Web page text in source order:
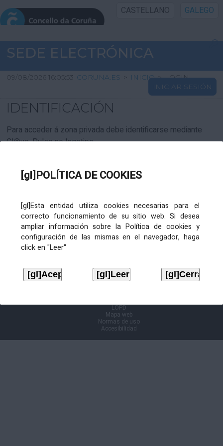
[gl]POLÍTICA DE COOKIES
[gl]Esta entidad utiliza cookies necesarias para el
correcto funcionamiento de su sitio web. Si desea
ampliar información sobre la Política de cookies y
configuración de las mismas en el navegador, haga
click en "Leer"
CASTELLANO GALEGO
INICIO SEDE
INICIO
INFORMACIÓN PÚBLICA
CARTAFOL CIDADÁN
SEDE ELECTRÓNICA
09/08/2026 16:05:53 CORUNA.ES > INICIO > LOGIN
INICIAR SESIÓN
IDENTIFICACIÓN
Para acceder á zona privada debe identificarse mediante
Cl@ve. Pulse no logotipo
LOPD
Mapa web
Normas de uso
Accesibilidad